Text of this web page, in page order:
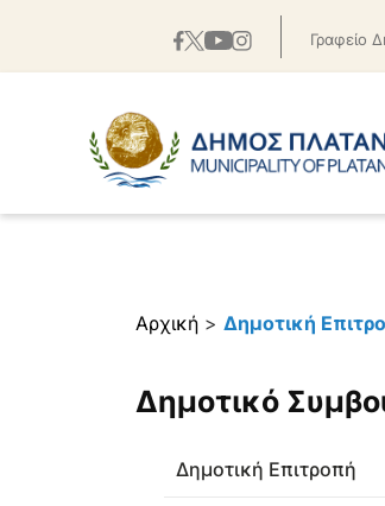
Γραφείο
Αρχική > Δημοτική
Δημοτικό
Δημοτική Επιτροπή